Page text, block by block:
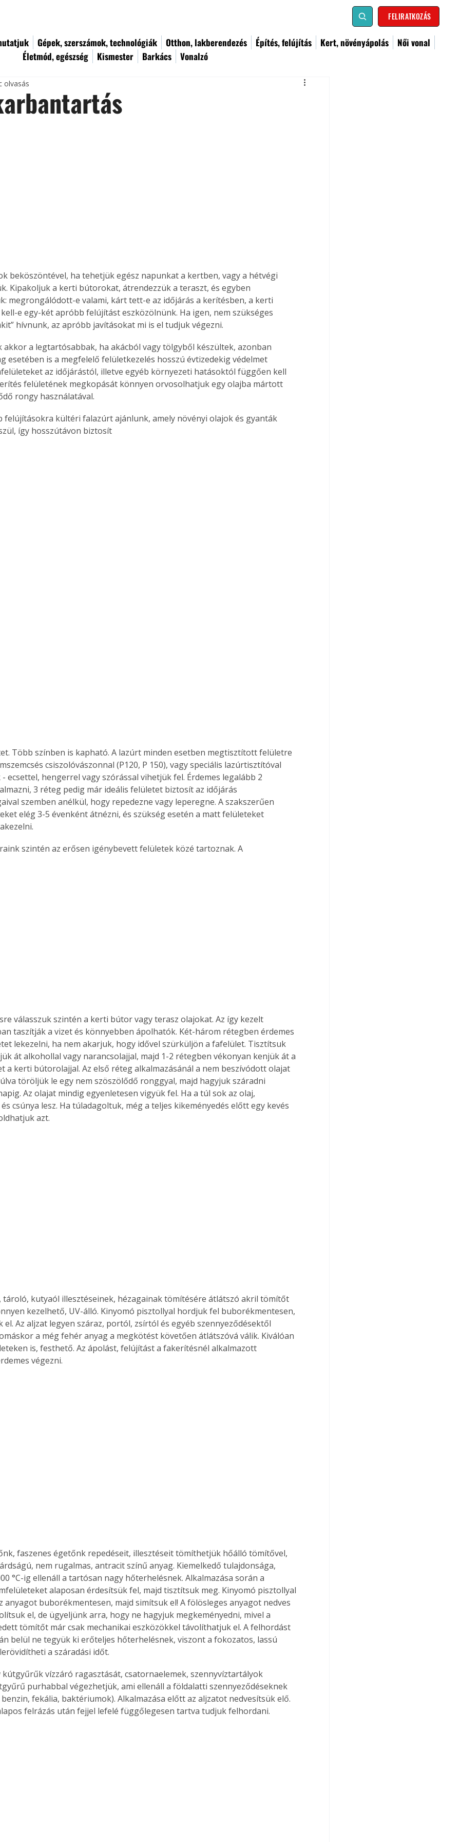
FELIRATKOZÁS
Gépek, szerszámok, technológiák Otthon, lakberendezés Építés, felújítás Kert, növényápolás
Női vonal
Életmód, egészség
Kismester Barkács Vonalzó
Old
új,
egyedi
vagy
is
párosítással kedvezményes
áron, 0 Ft postaköltséggel
megrendelhetők!
olvasás
beköszöntével, ha tehetjük egész napunkat a kertben, vagy a hétvégi
Kipakoljuk a kerti bútorokat, átrendezzük a teraszt, és egyben
megrongálódott-e valami, kárt tett-e az időjárás a kerítésben, a kerti
e egy-két apróbb felújítást eszközölnünk. Ha igen, nem szükséges
hívnunk, az apróbb javításokat mi is el tudjuk végezni.
akkor a legtartósabbak, ha akácból vagy tölgyből készültek, azonban
esetében is a megfelelő felületkezelés hosszú évtizedekig védelmet
az időjárástól, illetve egyéb környezeti hatásoktól függően kell
felületének megkopását könnyen orvosolhatjuk egy olajba mártott
rongy használatával.
így hosszútávon biztosít
Több színben is kapható. A lazúrt minden esetben megtisztított felületre
csiszolóvászonnal (P120, P 150), vagy speciális lazúrtisztítóval
ecsettel, hengerrel vagy szórással vihetjük fel. Érdemes legalább 2
3 réteg pedig már ideális felületet biztosít az időjárás
szemben anélkül, hogy repedezne vagy leperegne. A szakszerűen
elég 3-5 évenként átnézni, és szükség esetén a matt felületeket
szintén az erősen igénybevett felületek közé tartoznak. A
válasszuk szintén a kerti bútor vagy terasz olajokat. Az így kezelt
taszítják a vizet és könnyebben ápolhatók. Két-három rétegben érdemes
lekezelni, ha nem akarjuk, hogy idővel szürküljön a fafelület. Tisztítsuk
át alkohollal vagy narancsolajjal, majd 1-2 rétegben vékonyan kenjük át a
a kerti bútorolajjal. Az első réteg alkalmazásánál a nem beszívódott olajat
töröljük le egy nem szöszölődő ronggyal, majd hagyjuk száradni
Az olajat mindig egyenletesen vigyük fel. Ha a túl sok az olaj,
csúnya lesz. Ha túladagoltuk, még a teljes kikeményedés előtt egy kevés
azt.
tároló, kutyaól illesztéseinek, hézagainak tömítésére átlátszó akril tömítőt
kezelhető, UV-álló. Kinyomó pisztollyal hordjuk fel buborékmentesen,
el. Az aljzat legyen száraz, portól, zsírtól és egyéb szennyeződésektől
a még fehér anyag a megkötést követően átlátszóvá válik. Kiválóan
is, festhető. Az ápolást, felújítást a fakerítésnél alkalmazott
végezni.
faszenes égetőnk repedéseit, illesztéseit tömíthetjük hőálló tömítővel,
nem rugalmas, antracit színű anyag. Kiemelkedő tulajdonsága,
°C-ig ellenáll a tartósan nagy hőterhelésnek. Alkalmazása során a
alaposan érdesítsük fel, majd tisztítsuk meg. Kinyomó pisztollyal
anyagot buborékmentesen, majd simítsuk el! A fölösleges anyagot nedves
el, de ügyeljünk arra, hogy ne hagyjuk megkeményedni, mivel a
tömítőt már csak mechanikai eszközökkel távolíthatjuk el. A felhordást
belül ne tegyük ki erőteljes hőterhelésnek, viszont a fokozatos, lassú
a száradási időt.
kútgyűrűk vízzáró ragasztását, csatornaelemek, szennyvíztartályok
purhabbal végezhetjük, ami ellenáll a földalatti szennyeződéseknek
fekália, baktériumok). Alkalmazása előtt az aljzatot nedvesítsük elő.
felrázás után fejjel lefelé függőlegesen tartva tudjuk felhordani.